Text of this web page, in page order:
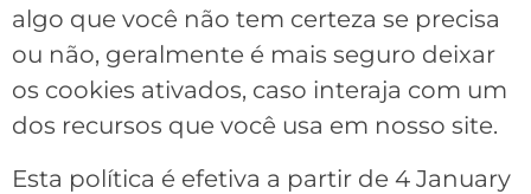
algo que você não tem certeza se precisa
ou não, geralmente é mais seguro deixar
os cookies ativados, caso interaja com um
dos recursos que você usa em nosso site.
Esta política é efetiva a partir de 4 January